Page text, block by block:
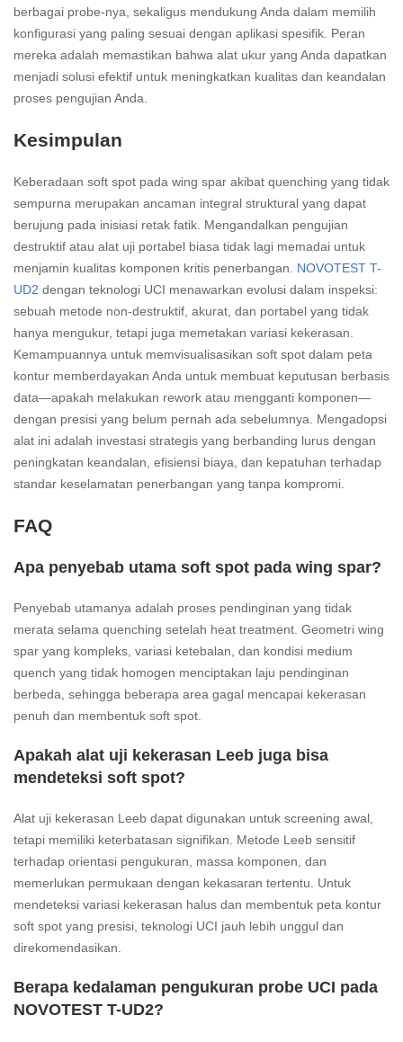
berbagai probe-nya, sekaligus mendukung Anda dalam memilih
konfigurasi yang paling sesuai dengan aplikasi spesifik. Peran
mereka adalah memastikan bahwa alat ukur yang Anda dapatkan
menjadi solusi efektif untuk meningkatkan kualitas dan keandalan
proses pengujian Anda.
Kesimpulan
Keberadaan soft spot pada wing spar akibat quenching yang tidak
sempurna merupakan ancaman integral struktural yang dapat
berujung pada inisiasi retak fatik. Mengandalkan pengujian
destruktif atau alat uji portabel biasa tidak lagi memadai untuk
menjamin kualitas komponen kritis penerbangan. NOVOTEST T-
UD2 dengan teknologi UCI menawarkan evolusi dalam inspeksi:
sebuah metode non-destruktif, akurat, dan portabel yang tidak
hanya mengukur, tetapi juga memetakan variasi kekerasan.
Kemampuannya untuk memvisualisasikan soft spot dalam peta
kontur memberdayakan Anda untuk membuat keputusan berbasis
data—apakah melakukan rework atau mengganti komponen—
dengan presisi yang belum pernah ada sebelumnya. Mengadopsi
alat ini adalah investasi strategis yang berbanding lurus dengan
peningkatan keandalan, efisiensi biaya, dan kepatuhan terhadap
standar keselamatan penerbangan yang tanpa kompromi.
FAQ
Apa penyebab utama soft spot pada wing spar?
Penyebab utamanya adalah proses pendinginan yang tidak
merata selama quenching setelah heat treatment. Geometri wing
spar yang kompleks, variasi ketebalan, dan kondisi medium
quench yang tidak homogen menciptakan laju pendinginan
berbeda, sehingga beberapa area gagal mencapai kekerasan
penuh dan membentuk soft spot.
Apakah alat uji kekerasan Leeb juga bisa
mendeteksi soft spot?
Alat uji kekerasan Leeb dapat digunakan untuk screening awal,
tetapi memiliki keterbatasan signifikan. Metode Leeb sensitif
terhadap orientasi pengukuran, massa komponen, dan
memerlukan permukaan dengan kekasaran tertentu. Untuk
mendeteksi variasi kekerasan halus dan membentuk peta kontur
soft spot yang presisi, teknologi UCI jauh lebih unggul dan
direkomendasikan.
Berapa kedalaman pengukuran probe UCI pada
NOVOTEST T-UD2?